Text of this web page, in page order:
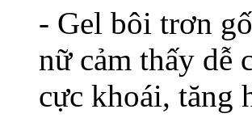
- Gel bôi trơn
nữ cảm thấy dễ
cực khoái, tăng